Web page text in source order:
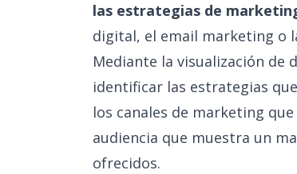
las estrategias de
digital, el email marketing o
Mediante la visualización de
identificar las estrategias que
los canales de marketing
audiencia que muestra un
ofrecidos.